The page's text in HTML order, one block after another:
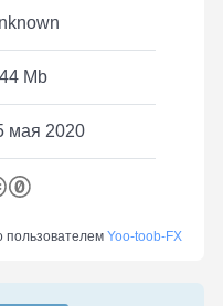
Mb
мая 2020
пользователем Yoo-toob-FX